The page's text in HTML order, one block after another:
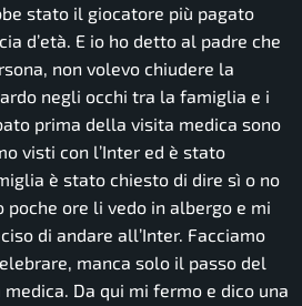
stato il giocatore più pagato
d’età. E io ho detto al padre che
non volevo chiudere la
negli occhi tra la famiglia e i
prima della visita medica sono
visti con l’Inter ed è stato
è stato chiesto di dire sì o no
ore li vedo in albergo e mi
di andare all’Inter. Facciamo
manca solo il passo del
Da qui mi fermo e dico una